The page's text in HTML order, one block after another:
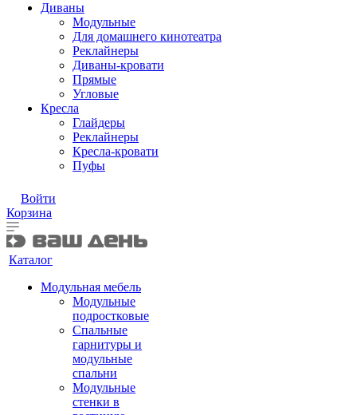
Диваны
Модульные
Для домашнего кинотеатра
Реклайнеры
Диваны-кровати
Прямые
Угловые
Кресла
Глайдеры
Реклайнеры
Кресла-кровати
Пуфы
Войти
Корзина
Каталог
Модульная мебель
Модульные
подростковые
Спальные
гарнитуры и
модульные
спальни
Модульные
стенки в